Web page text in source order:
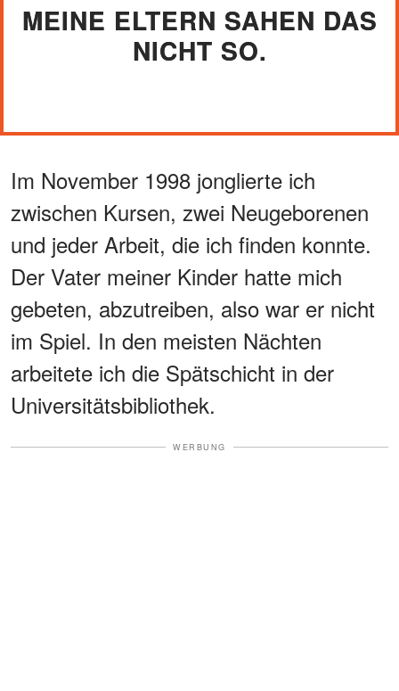
MEINE ELTERN SAHEN DAS
NICHT SO.
Im November 1998 jonglierte ich
zwischen Kursen, zwei Neugeborenen
und jeder Arbeit, die ich finden konnte.
Der Vater meiner Kinder hatte mich
gebeten, abzutreiben, also war er nicht
im Spiel. In den meisten Nächten
arbeitete ich die Spätschicht in der
Universitätsbibliothek.
WERBUNG